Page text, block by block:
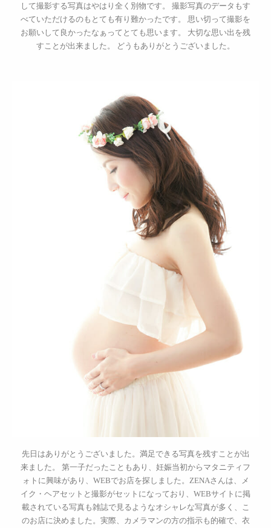
して撮影する写真はやはり全く別物です。 撮影写真のデータもす
べていただけるのもとても有り難かったです。 思い切って撮影を
お願いして良かったなぁってとても思います。 大切な思い出を残
すことが出来ました。 どうもありがとうございました。
先日はありがとうございました。満足できる写真を残すことが出
来ました。 第一子だったこともあり、妊娠当初からマタニティフ
ォトに興味があり、WEBでお店を探しました。ZENAさんは、メ
イク・ヘアセットと撮影がセットになっており、WEBサイトに掲
載されている写真も雑誌で見るようなオシャレな写真が多く、こ
のお店に決めました。実際、カメラマンの方の指示も的確で、衣